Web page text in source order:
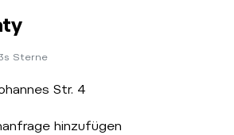
Sterne
Str. 4
hinzufügen